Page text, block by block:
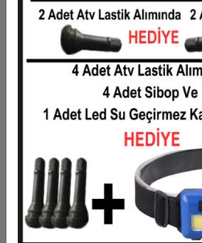
11
501,57 TL
467,31 TL
Taksit Taksit Tutarı
4.522,38 TL
2
2.261,19 TL
3
1.612,98 TL
4
1.232,35 TL
5